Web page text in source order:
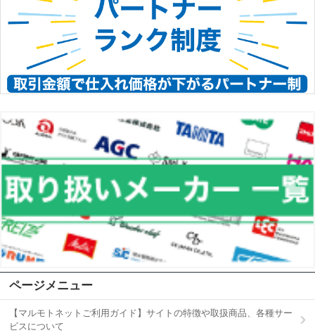
ページメニュー
【マルモトネットご利用ガイド】サイトの特徴や取扱商品、各種サー
ビスについて